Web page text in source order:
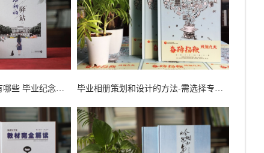
一本毕业纪念册内容有哪些 毕业纪念册内容板块 毕业相册策划和设计的方法-需选择专业设计公司